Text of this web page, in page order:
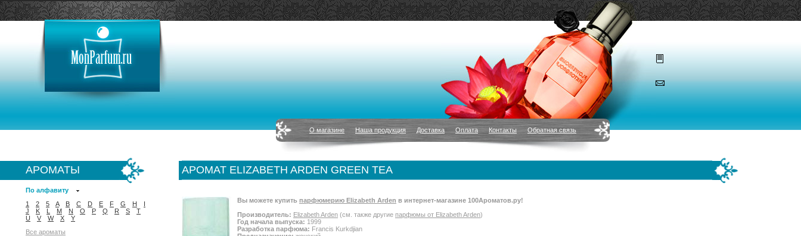
О магазине Наша продукция Доставка Оплата Контакты Обратная связь
АРОМАТЫ
По алфавиту
1
2 5 A B C D E F G H
I
J
K L M N O P Q R S
T
U
V W X
Y
Все ароматы
АРОМАТ ELIZABETH ARDEN GREEN TEA
Вы можете купить парфюмерию Elizabeth Arden в интернет-магазине 100Ароматов.ру!
Производитель: Elizabeth Arden (см. также другие парфюмы от Elizabeth Arden)
Год начала выпуска: 1999
Разработка парфюма: Francis Kurkdjian